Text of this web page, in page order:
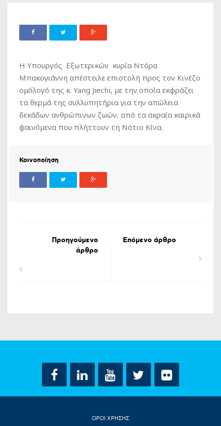
Η Υπουργός Εξωτερικών κυρία Ντόρα
Μπακογιάννη απέστειλε επιστολή προς τον Κινέζο
ομόλογό της κ. Yang Jiechi, με την οποία εκφράζει
τα θερμά της συλλυπητήρια για την απώλεια
δεκάδων ανθρώπινων ζωών, από τα ακραία καιρικά
φαινόμενα που πλήττουν τη Νότιο Κίνα.
Κοινοποίηση
Προηγούμενο
άρθρο
Επόμενο άρθρο
ΟΡΟΙ ΧΡΗΣΗΣ